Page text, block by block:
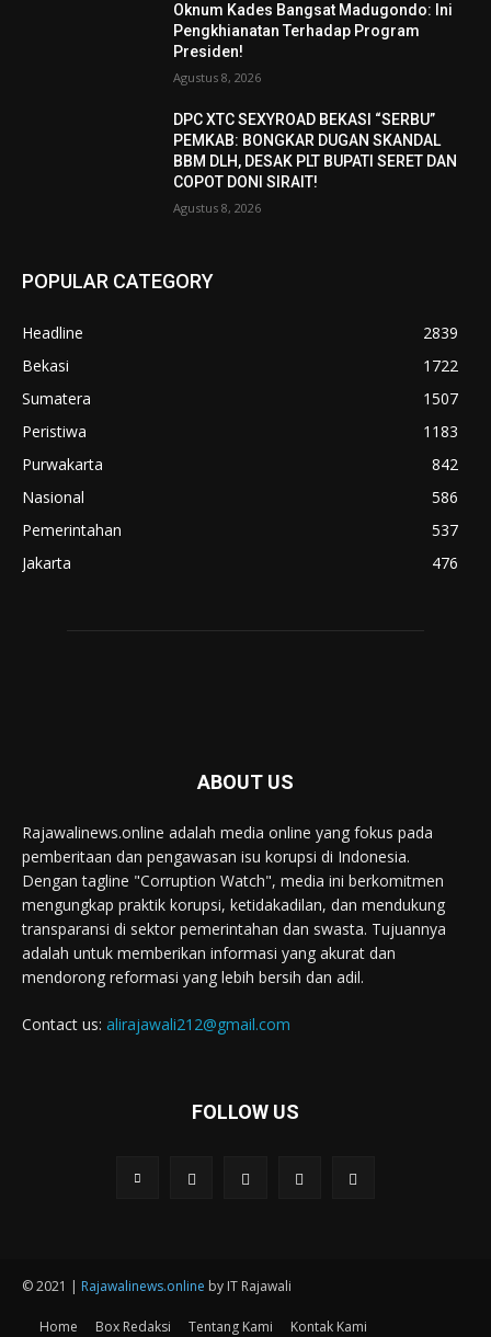
Oknum Kades Bangsat Madugondo: Ini
Pengkhianatan Terhadap Program
Presiden!
Agustus 8, 2026
DPC XTC SEXYROAD BEKASI “SERBU”
PEMKAB: BONGKAR DUGAN SKANDAL
BBM DLH, DESAK PLT BUPATI SERET DAN
COPOT DONI SIRAIT!
Agustus 8, 2026
POPULAR CATEGORY
Headline
2839
Bekasi
1722
Sumatera
1507
Peristiwa
1183
Purwakarta
842
Nasional
586
Pemerintahan
537
Jakarta
476
ABOUT US
Rajawalinews.online adalah media online yang fokus pada
pemberitaan dan pengawasan isu korupsi di Indonesia.
Dengan tagline "Corruption Watch", media ini berkomitmen
mengungkap praktik korupsi, ketidakadilan, dan mendukung
transparansi di sektor pemerintahan dan swasta. Tujuannya
adalah untuk memberikan informasi yang akurat dan
mendorong reformasi yang lebih bersih dan adil.
Contact us: alirajawali212@gmail.com
FOLLOW US
© 2021 | Rajawalinews.online by IT Rajawali
Home Box Redaksi Tentang Kami Kontak Kami